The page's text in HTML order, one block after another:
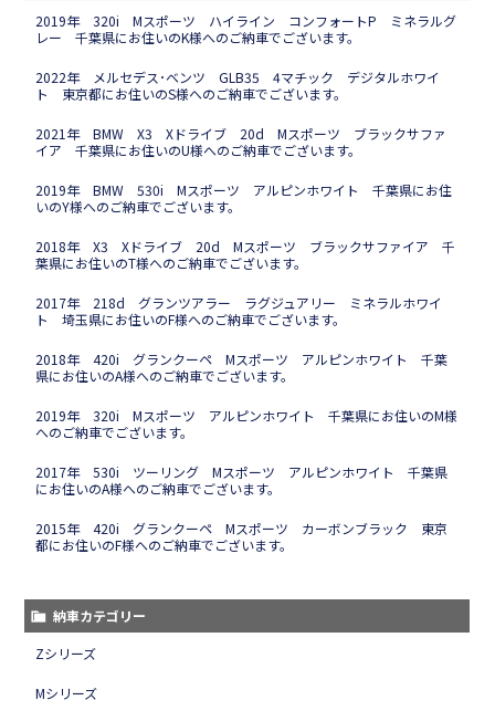
2019年 320i Mスポーツ ハイライン コンフォートP ミネラルグ
レー 千葉県にお住いのK様へのご納車でございます。
2022年 メルセデス･ベンツ GLB35 4マチック デジタルホワイ
ト 東京都にお住いのS様へのご納車でございます。
2021年 BMW X3 Xドライブ 20d Mスポーツ ブラックサファ
イア 千葉県にお住いのU様へのご納車でございます。
2019年 BMW 530i Mスポーツ アルピンホワイト 千葉県にお住
いのY様へのご納車でございます。
2018年 X3 Xドライブ 20d Mスポーツ ブラックサファイア 千
葉県にお住いのT様へのご納車でございます。
2017年 218d グランツアラー ラグジュアリー ミネラルホワイ
ト 埼玉県にお住いのF様へのご納車でございます。
2018年 420i グランクーペ Mスポーツ アルピンホワイト 千葉
県にお住いのA様へのご納車でございます。
2019年 320i Mスポーツ アルピンホワイト 千葉県にお住いのM様
へのご納車でございます。
2017年 530i ツーリング Mスポーツ アルピンホワイト 千葉県
にお住いのA様へのご納車でございます。
2015年 420i グランクーペ Mスポーツ カーボンブラック 東京
都にお住いのF様へのご納車でございます。
納車カテゴリー
Zシリーズ
Mシリーズ